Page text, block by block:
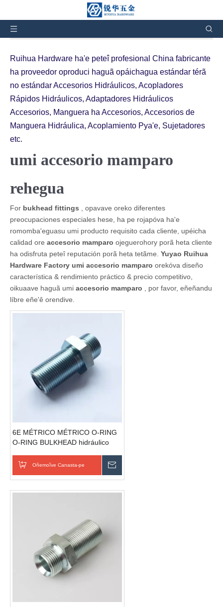
Óga » Umi mba’e ojejapóva
accesorios de mamparo
Ruihua Hardware ha'e peteî profesional China fabricante
ha proveedor oproduci haguã opáichagua estándar térã
no estándar Accesorios Hidráulicos, Acopladores
Rápidos Hidráulicos, Adaptadores Hidráulicos
Accesorios, Manguera ha Accesorios, Accesorios de
Manguera Hidráulica, Acoplamiento Pya'e, Sujetadores
etc.
umi accesorio mamparo
rehegua
For bukhead fittings
, opavave oreko diferentes
preocupaciones especiales hese, ha pe rojapóva ha'e
romomba'eguasu umi producto requisito cada cliente, upéicha
calidad ore accesorio mamparo ojeguerohory porã heta cliente
ha odisfruta peteî reputación porã heta tetãme. Yuyao Ruihua
Hardware Factory umi accesorio mamparo orekóva diseño
característica & rendimiento práctico & precio competitivo,
oikuaave haguã umi accesorio mamparo
, por favor, eñeñandu
líbre eñe'ê orendive.
6E MÉTRICO MÉTRICO O-RING
O-RING BULKHEAD hidráulico
Oñemoĩve Canasta-pe